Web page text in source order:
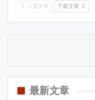
上篇文章 下篇文章
最新文章